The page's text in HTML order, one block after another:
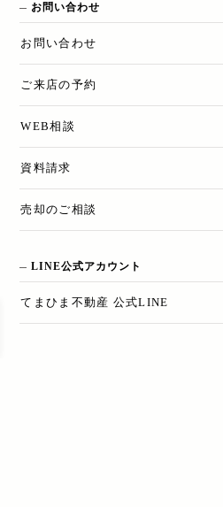
お問い合わせ
お問い合わせ
ご来店の予約
WEB相談
資料請求
売却のご相談
LINE公式アカウント
てまひま不動産 公式LINE